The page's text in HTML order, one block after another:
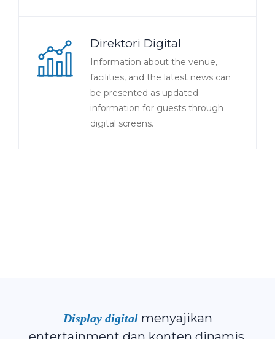
Direktori Digital
Information about the venue,
facilities, and the latest news can
be presented as updated
information for guests through
digital screens.
Display digitalmenyajikan